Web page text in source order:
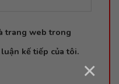
×
trang web trong
kế tiếp của tôi.